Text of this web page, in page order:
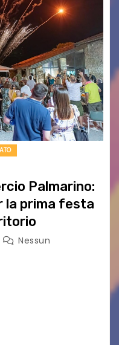
Palmarino:
la prima festa
Nessun